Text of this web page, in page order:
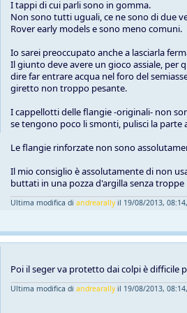
I tappi di cui parli sono in gomma.
Non sono tutti uguali, ce ne sono di due
Rover early models e sono meno comuni.
Io sarei preoccupato anche a lasciarla
Il giunto deve avere un gioco assiale, per
dire far entrare acqua nel foro del
giretto non troppo pesante.
I cappellotti delle flangie -originali- non
se tengono poco li smonti, pulisci la parte
Le flangie rinforzate non sono
Il mio consiglio è assolutamente di non
buttati in una pozza d'argilla senza troppe
Ultima modifica di andrearallyil 19/08/2013,
Poi il seger va protetto dai colpi è difficile
Ultima modifica di andrearallyil 19/08/2013,